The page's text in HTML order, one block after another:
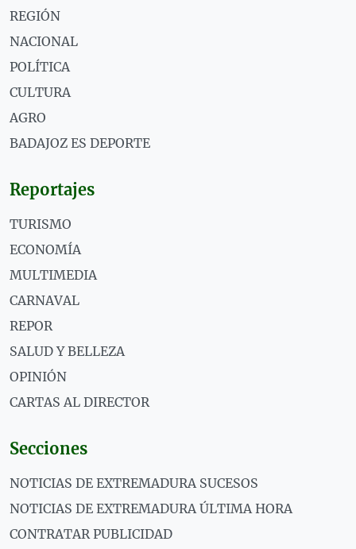
REGIÓN
NACIONAL
POLÍTICA
CULTURA
AGRO
BADAJOZ ES DEPORTE
Reportajes
TURISMO
ECONOMÍA
MULTIMEDIA
CARNAVAL
REPOR
SALUD Y BELLEZA
OPINIÓN
CARTAS AL DIRECTOR
Secciones
NOTICIAS DE EXTREMADURA SUCESOS
NOTICIAS DE EXTREMADURA ÚLTIMA HORA
CONTRATAR PUBLICIDAD